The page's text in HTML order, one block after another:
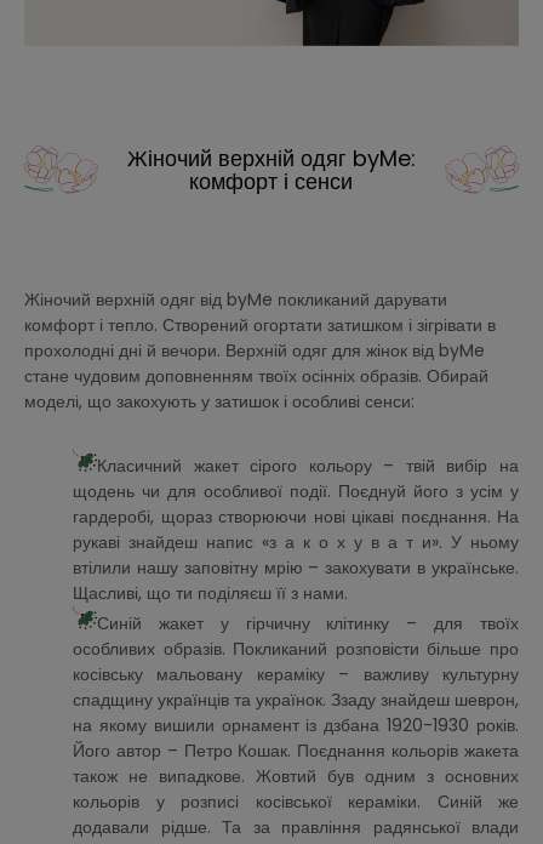
Жіночий верхній одяг byMe:
комфорт і сенси
Жіночий верхній одяг від byMe покликаний дарувати
комфорт і тепло. Створений огортати затишком і зігрівати в
прохолодні дні й вечори. Верхній одяг для жінок від byMe
стане чудовим доповненням твоїх осінніх образів. Обирай
моделі, що закохують у затишок і особливі сенси:
Класичний жакет сірого кольору – твій вибір на
щодень чи для особливої події. Поєднуй його з усім у
гардеробі, щораз створюючи нові цікаві поєднання. На
рукаві знайдеш напис «з а к о х у в а т и». У ньому
втілили нашу заповітну мрію – закохувати в українське.
Щасливі, що ти поділяєш її з нами.
Синій жакет у гірчичну клітинку – для твоїх
особливих образів. Покликаний розповісти більше про
косівську мальовану кераміку – важливу культурну
спадщину українців та українок. Ззаду знайдеш шеврон,
на якому вишили орнамент із дзбана 1920-1930 років.
Його автор – Петро Кошак. Поєднання кольорів жакета
також не випадкове. Жовтий був одним з основних
кольорів у розписі косівської кераміки. Синій же
додавали рідше. Та за правління радянської влади